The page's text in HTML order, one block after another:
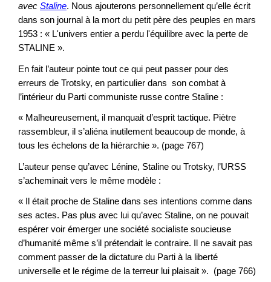
avec Staline. Nous ajouterons personnellement qu’elle écrit
dans son journal à la mort du petit père des peuples en mars
1953 : « L'univers entier a perdu l'équilibre avec la perte de
STALINE ».
En fait l’auteur pointe tout ce qui peut passer pour des
erreurs de Trotsky, en particulier dans son combat à
l’intérieur du Parti communiste russe contre Staline :
« Malheureusement, il manquait d’esprit tactique. Piètre
rassembleur, il s’aliéna inutilement beaucoup de monde, à
tous les échelons de la hiérarchie ». (page 767)
L’auteur pense qu’avec Lénine, Staline ou Trotsky, l’URSS
s’acheminait vers le même modèle :
« Il était proche de Staline dans ses intentions comme dans
ses actes. Pas plus avec lui qu’avec Staline, on ne pouvait
espérer voir émerger une société socialiste soucieuse
d’humanité même s’il prétendait le contraire. Il ne savait pas
comment passer de la dictature du Parti à la liberté
universelle et le régime de la terreur lui plaisait ». (page 766)